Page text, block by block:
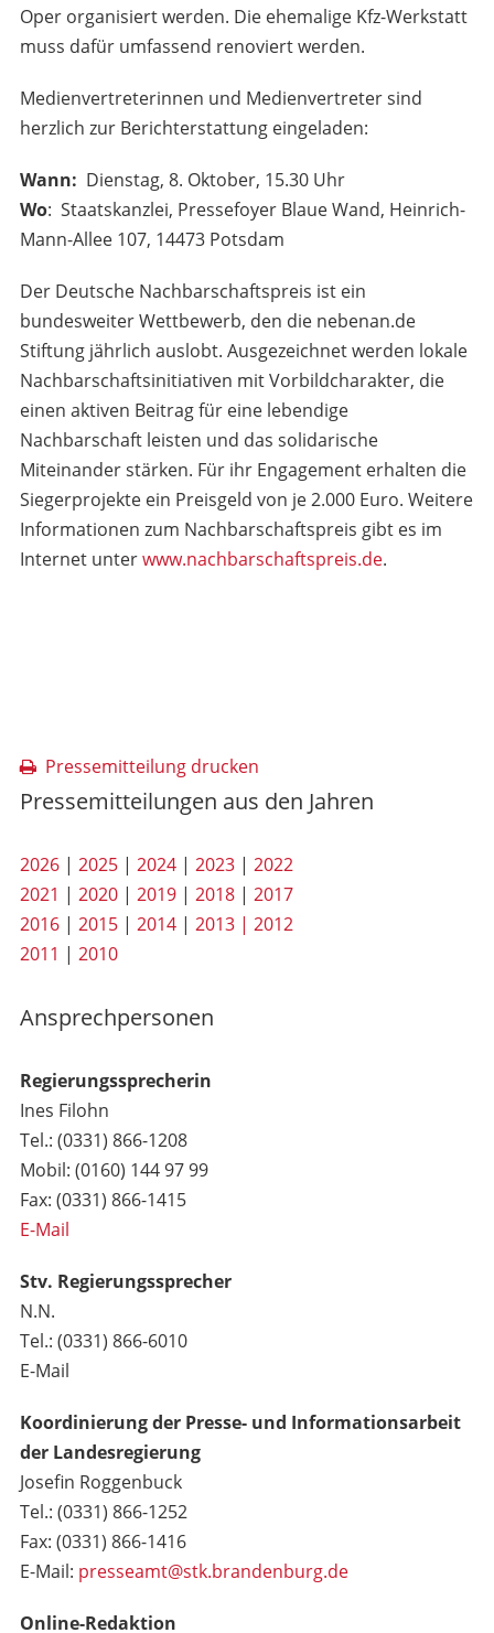
Oper organisiert werden. Die ehemalige Kfz-Werkstatt
muss dafür umfassend renoviert werden.
Medienvertreterinnen und Medienvertreter sind
herzlich zur Berichterstattung eingeladen:
Wann: Dienstag, 8. Oktober, 15.30 Uhr
Wo: Staatskanzlei, Pressefoyer Blaue Wand, Heinrich-
Mann-Allee 107, 14473 Potsdam
Der Deutsche Nachbarschaftspreis ist ein
bundesweiter Wettbewerb, den die nebenan.de
Stiftung jährlich auslobt. Ausgezeichnet werden lokale
Nachbarschaftsinitiativen mit Vorbildcharakter, die
einen aktiven Beitrag für eine lebendige
Nachbarschaft leisten und das solidarische
Miteinander stärken. Für ihr Engagement erhalten die
Siegerprojekte ein Preisgeld von je 2.000 Euro. Weitere
Informationen zum Nachbarschaftspreis gibt es im
Internet unterwww.nachbarschaftspreis.de.
Pressemitteilung drucken
Pressemitteilungen aus den Jahren
2026| 2025| 2024| 2023| 2022
2021 | 2020| 2019| 2018| 2017
2016| 2015| 2014| 2013 | 2012
2011 | 2010
Ansprechpersonen
Regierungssprecherin
Ines Filohn
Tel.: (0331) 866-1208
Mobil: (0160) 144 97 99
Fax: (0331) 866-1415
E-Mail
Stv. Regierungssprecher
N.N.
Tel.: (0331) 866-6010
E-Mail
Koordinierung der Presse- und Informationsarbeit
der Landesregierung
Josefin Roggenbuck
Tel.: (0331) 866-1252
Fax: (0331) 866-1416
E-Mail: presseamt@stk.brandenburg.de
Online-Redaktion